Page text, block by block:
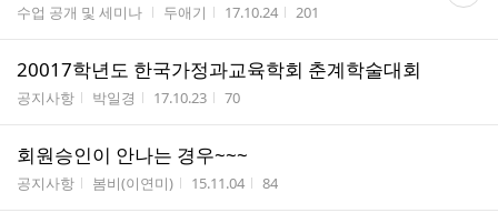
게시판명
수업 공개 및 세미나 작성자
두애기 작성시간
17.10.24 조회수
201
20017학년도 한국가정과교육학회 춘계학술대회
게시판명
공지사항 작성자
박일경 작성시간
17.10.23 조회수
70
회원승인이 안나는 경우~~~
게시판명
공지사항 작성자
봄비(이연미) 작성시간
15.11.04 조회수
84